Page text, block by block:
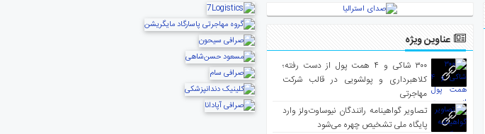
عناوین ویژه
۳۰۰ شاکی و ۴ همت پول از دست رفته؛
کلاهبرداری و پولشویی در قالب شرکت
مهاجرتی
تصاویر گواهینامه رانندگان نیوساوت‌ولز وارد
پایگاه ملی تشخیص چهره می‌شود